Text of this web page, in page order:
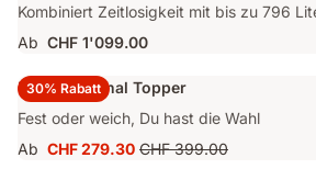
Kombiniert Zeitlosigkeit mit bis zu 796
Ab CHF 1'099.00
30% Rabatt
Emma Original Topper
Fest oder weich, Du hast die Wahl
Ab Preis
CHF 279.30 Ursprünglicher
CHF 399.00